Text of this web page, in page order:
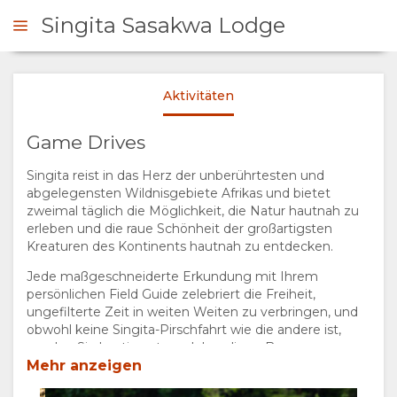
ÜBER
UNS
WARUM HIER
ÜBERNACHTEN
EINRICHTUNGEN
AUFENTHALT
ZIMMERKATEGORIE
UNTERKUNFTS-
GALERIE
FOTOS
GENIESSEN
Singita Sasakwa Lodge
Aktivitäten
Game Drives
Singita reist in das Herz der unberührtesten und
abgelegensten Wildnisgebiete Afrikas und bietet
zweimal täglich die Möglichkeit, die Natur hautnah zu
erleben und die raue Schönheit der großartigsten
Kreaturen des Kontinents hautnah zu entdecken.
Jede maßgeschneiderte Erkundung mit Ihrem
persönlichen Field Guide zelebriert die Freiheit,
ungefilterte Zeit in weiten Weiten zu verbringen, und
obwohl keine Singita-Pirschfahrt wie die andere ist,
werden Sie bestimmt von lebendigen Begegnungen
mit Afrikas berühmtester Tierwelt verzaubert sein, die
Mehr anzeigen